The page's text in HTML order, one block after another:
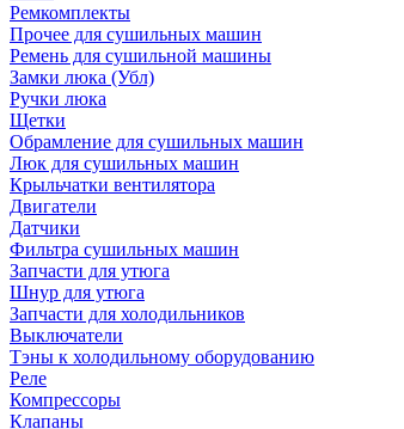
Ремкомплекты
Прочее для сушильных машин
Ремень для сушильной машины
Замки люка (Убл)
Ручки люка
Щетки
Обрамление для сушильных машин
Люк для сушильных машин
Крыльчатки вентилятора
Двигатели
Датчики
Фильтра сушильных машин
Запчасти для утюга
Шнур для утюга
Запчасти для холодильников
Выключатели
Тэны к холодильному оборудованию
Реле
Компрессоры
Клапаны